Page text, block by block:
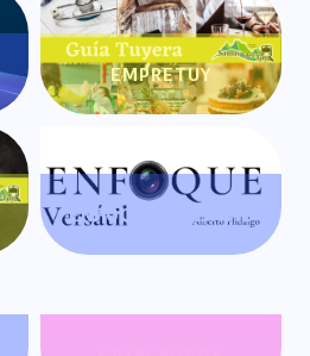
EMPRETUY
ENFOQUE VERSÁTIL